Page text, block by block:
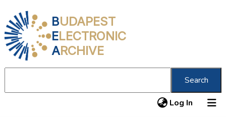
BUDAPEST
ELECTRONIC
ARCHIVE
Search
Log In (current)